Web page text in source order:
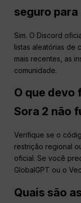
seguro
Sim. O Discord
listas aleatórias de
mais recentes, as
comunidade.
O que devo
Sora 2 não
Verifique se o
restrição regional
oficial. Se você
GlobalGPT ou o Veo
Quais são